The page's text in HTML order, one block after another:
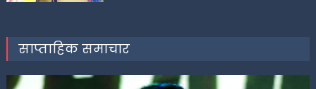
साप्ताहिक समाचार